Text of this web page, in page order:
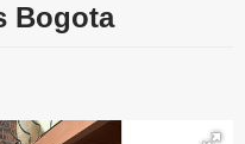
Bogota